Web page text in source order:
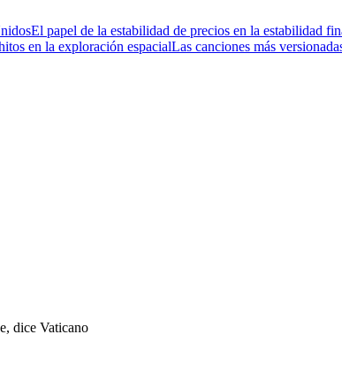
El papel de la estabilidad de precios en la estabilidad
en la exploración espacialLas canciones más
dice Vaticano